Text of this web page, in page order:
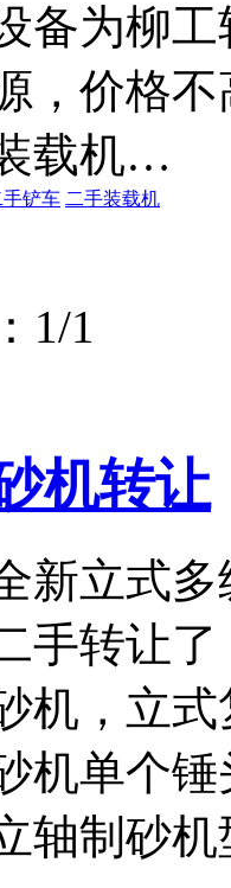
备为柳
，价格
载机…
手铲车 二手装载机
1/1
机转让
新立式
手转让
机，立
机单个
轴制砂